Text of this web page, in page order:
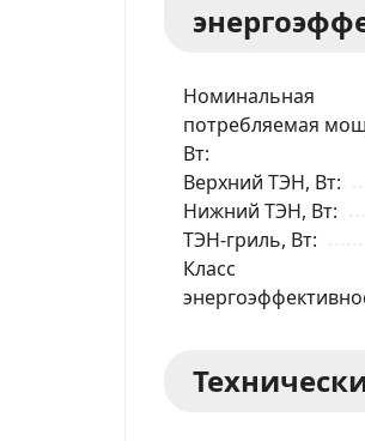
Номинальная
потребляемая
Вт
Верхний ТЭН, Вт
Нижний ТЭН, Вт
ТЭН-гриль, Вт
Класс